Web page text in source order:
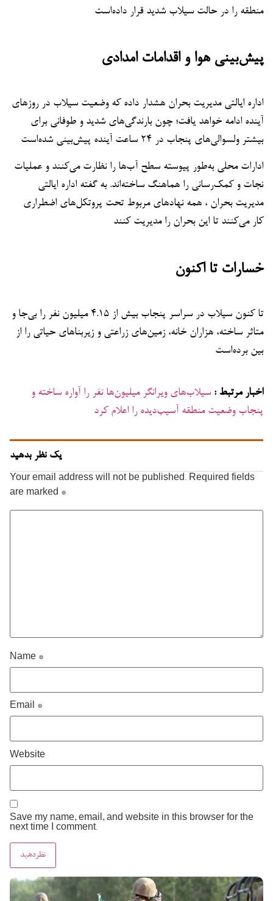
منطقه را در حالت سیلاب شدید قرار داده‌است
پیش‌بینی هوا و اقدامات امدادی
اداره ایالتی مدیریت بحران هشدار داده که وضعیت سیلاب در روزهای
آینده ادامه خواهد یافت؛ چون بارندگی‌های شدید و طوفانی برای
بیشتر ولسوالی‌های پنجاب در ۲۴ ساعت آینده پیش‌بینی شده‌است
ادارات محلی به‌طور پیوسته سطح آب‌ها را نظارت می‌کنند و عملیات
نجات و کمک‌رسانی را هماهنگ ساخته‌اند. به گفته اداره ایالتی
مدیریت بحران ، همه نهادهای مربوط تحت پروتکل‌های اضطراری
کار می‌کنند تا این بحران را مدیریت کنند
خسارات تا اکنون
تا کنون سیلاب در سراسر پنجاب بیش از ۴.۱۵ میلیون نفر را بی‌جا و
متاثر ساخته، هزاران خانه، زمین‌های زراعتی و زیربناهای حیاتی را از
بین برده‌است
اخبار مرتبط : سیلاب‌های ویرانگر میلیون‌ها نفر را آواره ساخته و
پنجاب وضعیت منطقه آسیب‌دیده را اعلام کرد
یک نظر بدهید
Your email address will not be published. Required fields
are marked *
Name *
Email *
Website
Save my name, email, and website in this browser for the
next time I comment.